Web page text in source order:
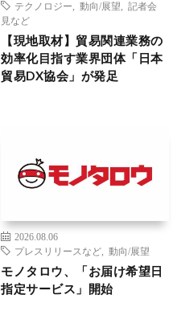
テクノロジー
動向/展望
記者会
見など
【現地取材】貿易関連業務の
効率化目指す業界団体「日本
貿易DX協会」が発足
2026.08.06
プレスリリースなど
動向/展望
モノタロウ、「お届け希望日
指定サービス」開始